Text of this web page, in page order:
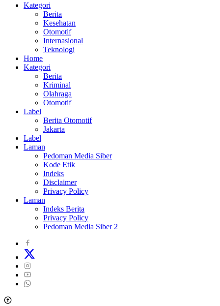
Kategori
Berita
Kesehatan
Otomotif
Internasional
Teknologi
Home
Kategori
Berita
Kriminal
Olahraga
Otomotif
Label
Berita Otomotif
Jakarta
Label
Laman
Pedoman Media Siber
Kode Etik
Indeks
Disclaimer
Privacy Policy
Laman
Indeks Berita
Privacy Policy
Pedoman Media Siber 2